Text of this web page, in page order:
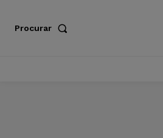
Procurar